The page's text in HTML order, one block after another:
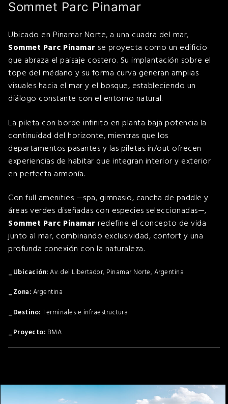
Sommet Parc Pinamar
Ubicado en Pinamar Norte, a una cuadra del mar,
Sommet Parc Pinamar se proyecta como un edificio
que abraza el paisaje costero. Su implantación sobre el
tope del médano y su forma curva generan amplias
visuales hacia el mar y el bosque, estableciendo un
diálogo constante con el entorno natural.
La pileta con borde infinito en planta baja potencia la
continuidad del horizonte, mientras que los
departamentos pasantes y las piletas in/out ofrecen
experiencias de habitar que integran interior y exterior
en perfecta armonía.
Con full amenities —spa, gimnasio, cancha de paddle y
áreas verdes diseñadas con especies seleccionadas—,
Sommet Parc Pinamar redefine el concepto de vida
junto al mar, combinando exclusividad, confort y una
profunda conexión con la naturaleza.
Av. del Libertador, Pinamar Norte, Argentina
Argentina
Terminales e infraestructura
BMA